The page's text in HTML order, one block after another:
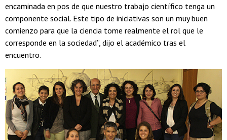
encaminada en pos de que nuestro trabajo científico tenga un
componente social. Este tipo de iniciativas son un muy buen
comienzo para que la ciencia tome realmente el rol que le
corresponde en la sociedad”, dijo el académico tras el
encuentro.